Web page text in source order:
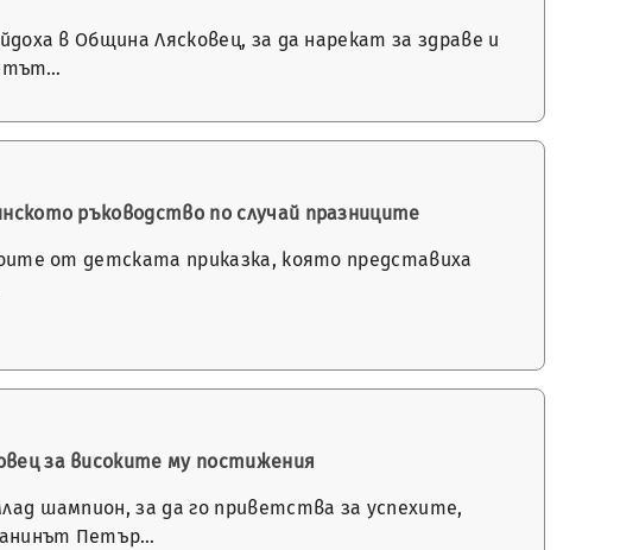
в Община Лясковец, за да нарекат за здраве и
ръководство по случай празниците
от детската приказка, която представиха
за високите му постижения
шампион, за да го приветства за успехите,
Петър…